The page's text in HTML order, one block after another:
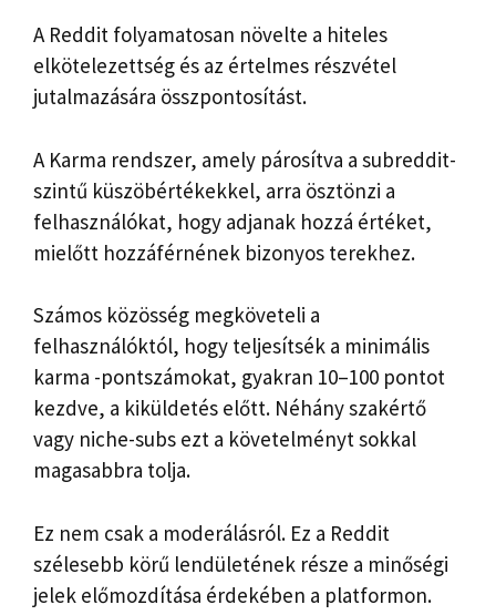
A Reddit folyamatosan növelte a hiteles
elkötelezettség és az értelmes részvétel
jutalmazására összpontosítást.
A Karma rendszer, amely párosítva a subreddit-
szintű küszöbértékekkel, arra ösztönzi a
felhasználókat, hogy adjanak hozzá értéket,
mielőtt hozzáférnének bizonyos terekhez.
Számos közösség megköveteli a
felhasználóktól, hogy teljesítsék a minimális
karma -pontszámokat, gyakran 10–100 pontot
kezdve, a kiküldetés előtt. Néhány szakértő
vagy niche-subs ezt a követelményt sokkal
magasabbra tolja.
Ez nem csak a moderálásról. Ez a Reddit
szélesebb körű lendületének része a minőségi
jelek előmozdítása érdekében a platformon.